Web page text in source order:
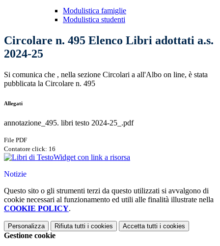
Modulistica famiglie
Modulistica studenti
Circolare n. 495 Elenco Libri adottati a.s.
2024-25
Si comunica che , nella sezione Circolari a all'Albo on line, è stata
pubblicata la Circolare n. 495
Allegati
annotazione_495. libri testo 2024-25_.pdf
File PDF
Contatore click: 16
Widget con link a risorsa
Notizie
Questo sito o gli strumenti terzi da questo utilizzati si avvalgono di
cookie necessari al funzionamento ed utili alle finalità illustrate nella
COOKIE POLICY.
Personalizza Rifiuta tutti i cookies Accetta tutti i cookies
Gestione cookie